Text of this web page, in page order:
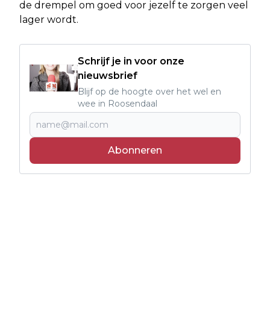
de drempel om goed voor jezelf te zorgen veel
lager wordt.
Schrijf je in voor onze
nieuwsbrief
Blijf op de hoogte over het wel en
wee in Roosendaal
Abonneren